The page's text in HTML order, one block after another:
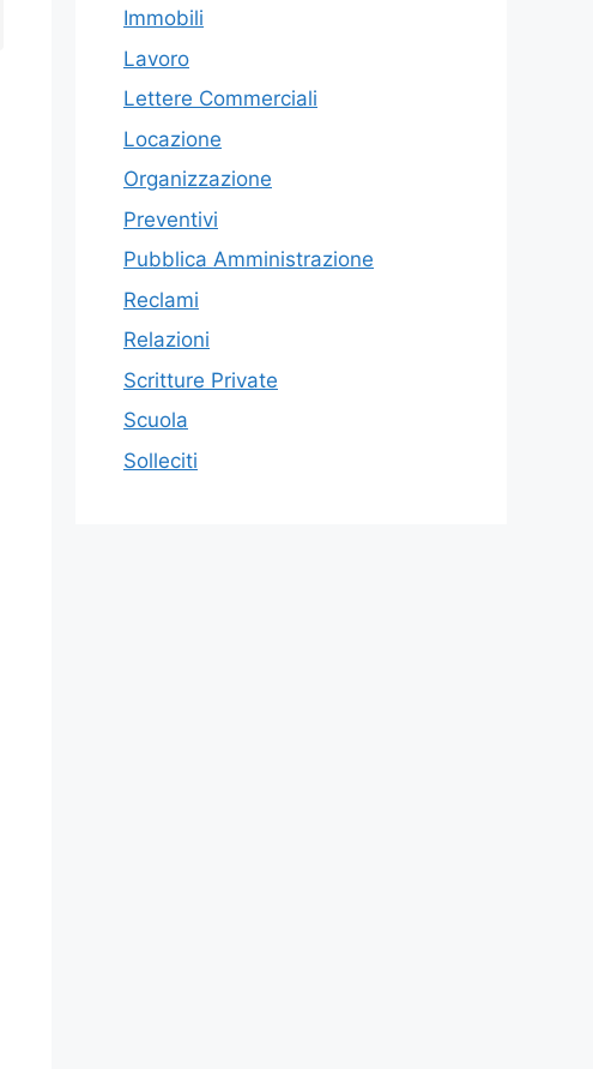
Immobili
Lavoro
Lettere Commerciali
Locazione
Organizzazione
Preventivi
Pubblica Amministrazione
Reclami
Relazioni
Scritture Private
Scuola
Solleciti